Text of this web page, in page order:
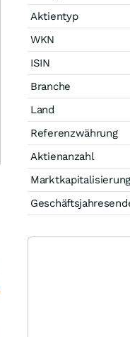
Aktientyp
WKN
ISIN
Branche
Land
Referenzwährung
Aktienanzahl
Marktkapitalisierung